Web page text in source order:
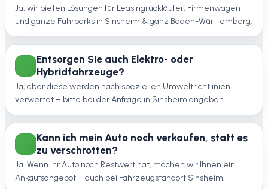
Ja, wir bieten Lösungen für Leasingrückläufer, Firmenwagen
und ganze Fuhrparks in Sinsheim & ganz Baden-Württemberg.
Entsorgen Sie auch Elektro- oder
Hybridfahrzeuge?
Ja, aber diese werden nach speziellen Umweltrichtlinien
verwertet – bitte bei der Anfrage in Sinsheim angeben.
Kann ich mein Auto noch verkaufen, statt es
zu verschrotten?
Ja. Wenn Ihr Auto noch Restwert hat, machen wir Ihnen ein
Ankaufsangebot – auch bei Fahrzeugstandort Sinsheim.